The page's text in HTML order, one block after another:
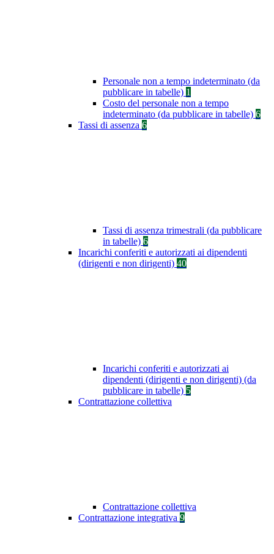
Personale non a tempo indeterminato (da
pubblicare in tabelle) 1
Costo del personale non a tempo
indeterminato (da pubblicare in tabelle) 6
Tassi di assenza 6
Tassi di assenza trimestrali (da pubblicare
in tabelle) 6
Incarichi conferiti e autorizzati ai dipendenti
(dirigenti e non dirigenti) 40
Incarichi conferiti e autorizzati ai
dipendenti (dirigenti e non dirigenti) (da
pubblicare in tabelle) 5
Contrattazione collettiva
Contrattazione collettiva
Contrattazione integrativa 9